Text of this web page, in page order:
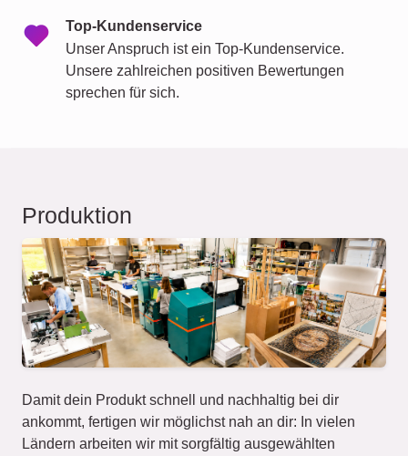
Top-Kundenservice
Unser Anspruch ist ein Top-Kundenservice.
Unsere zahlreichen positiven Bewertungen
sprechen für sich.
Produktion
Damit dein Produkt schnell und nachhaltig bei dir
ankommt, fertigen wir möglichst nah an dir: In vielen
Ländern arbeiten wir mit sorgfältig ausgewählten